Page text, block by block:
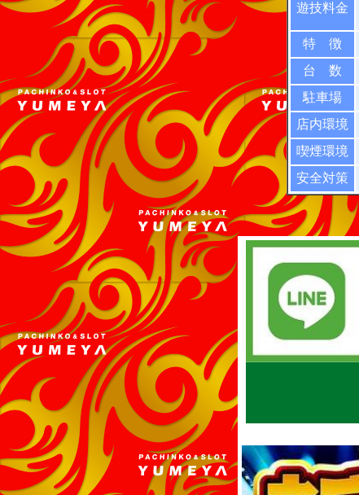
遊技料金
特 徴
台 数
駐車場
店内環境
喫煙環境
安全対策